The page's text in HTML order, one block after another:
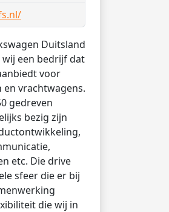
Duitsland
wij een bedrijf dat
voor
vrachtwagens.
gedreven
bezig zijn
etc. Die drive
sfeer die er bij
die wij in